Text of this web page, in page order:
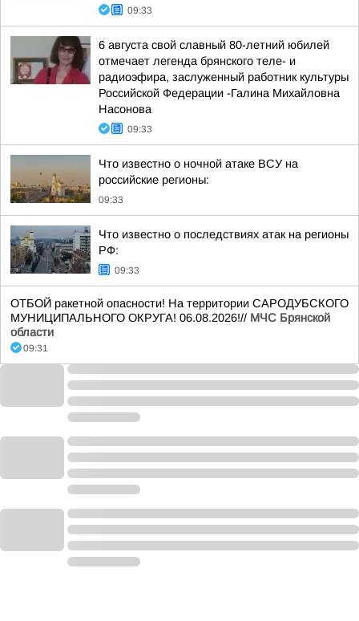
09:33
6 августа свой славный 80-летний юбилей
отмечает легенда брянского теле- и
радиоэфира, заслуженный работник культуры
Российской Федерации -Галина Михайловна
Насонова
09:33
Что известно о ночной атаке ВСУ на
российские регионы:
09:33
Что известно о последствиях атак на регионы
РФ:
09:33
ОТБОЙ ракетной опасности! На территории САРОДУБСКОГО
МУНИЦИПАЛЬНОГО ОКРУГА! 06.08.2026!// МЧС Брянской
области
09:31